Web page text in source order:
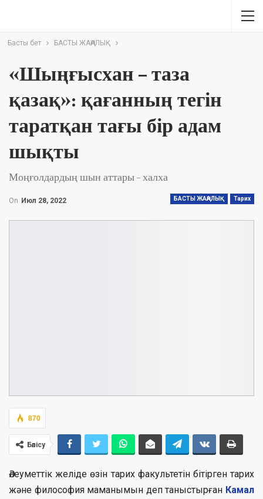
Басты бет БАСТЫ ЖАҢАЛЫҚ
«Шыңғысхан – таза
қазақ»: қағанның тегін
таратқан тағы бір адам
шықты
Моңғолдардың шын аттары – халха
БАСТЫ ЖАҢАЛЫҚ Тарих
On Июл 28, 2022
870
Бөлісу
Әлеуметтік желіде өзін тарих факультетін бітірген тарих
және философия маманымын деп таныстырған Камал